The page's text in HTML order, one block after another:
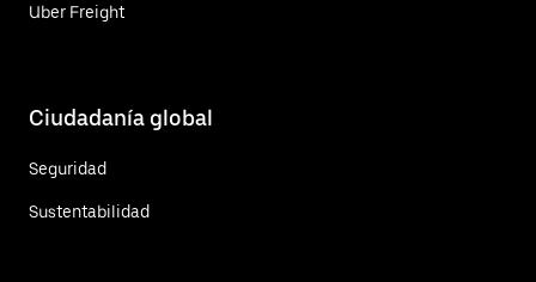
Uber Freight
Ciudadanía global
Seguridad
Sustentabilidad